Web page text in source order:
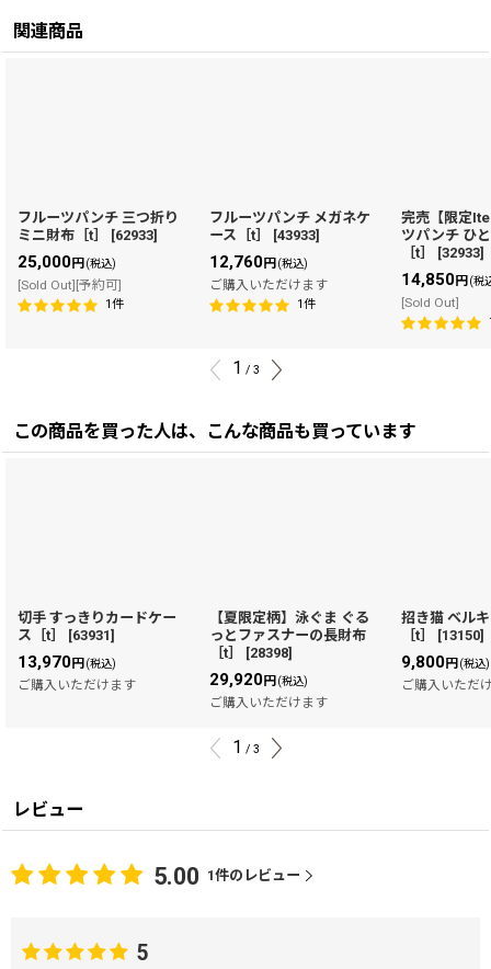
関連商品
フルーツパンチ 三つ折り
ミニ財布［t］
[62933]
25,000円(税込)
[Sold Out][予約可]
1件
フルーツパンチ メガネケ
ース［t］
[43933]
12,760円(税込)
ご購入いただけます
1件
完売【限定
ツパンチ ひ
［t］
[32933]
14,850円(税
[Sold Out]
1 / 3
この商品を買った人は、こんな商品も買っています
切手 すっきりカードケー
ス［t］
[63931]
13,970円(税込)
ご購入いただけます
【夏限定柄】泳ぐま ぐる
っとファスナーの長財布
［t］
[28398]
29,920円(税込)
ご購入いただけます
招き猫 ベル
［t］
[13150]
9,800円(税込)
ご購入いただ
1 / 3
レビュー
5.00 1件のレビュー
5